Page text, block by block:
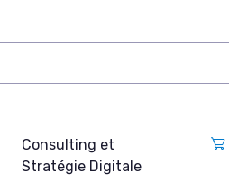
Consulting et
Stratégie Digitale